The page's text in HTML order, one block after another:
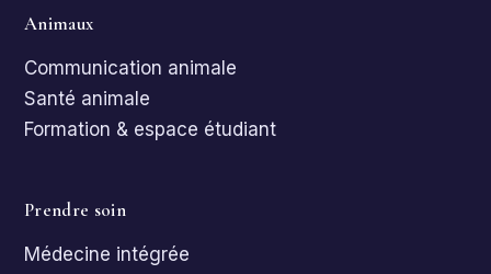
Animaux
Communication animale
Santé animale
Formation & espace étudiant
Prendre soin
Médecine intégrée